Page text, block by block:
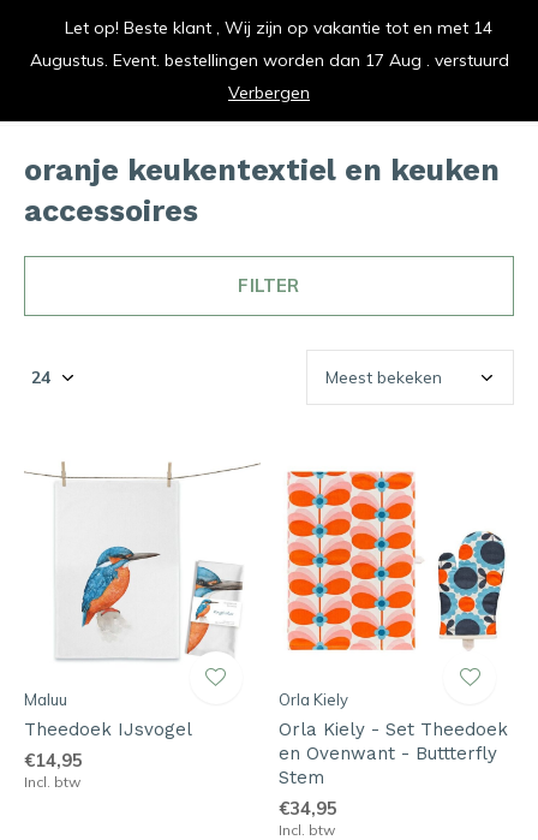
vrolijk je keuken op
oranje keukentextiel en keuken
accessoires
FILTER
Maluu
Theedoek IJsvogel
€14,95
Incl. btw
Orla Kiely
Orla Kiely - Set Theedoek
en Ovenwant - Buttterfly
Stem
€34,95
Incl. btw
Let op! Beste klant , Wij zijn op vakantie tot en met 14
Augustus. Event. bestellingen worden dan 17 Aug . verstuurd
Verbergen